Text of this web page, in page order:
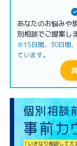
あなたのお悩みや
別相談でご提案し
※15日間、30日間
ています。